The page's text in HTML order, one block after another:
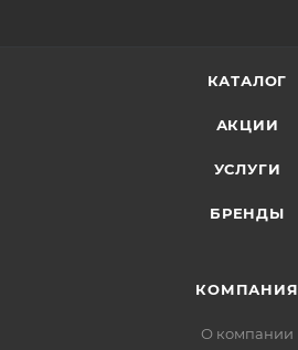
КАТАЛОГ
АКЦИИ
УСЛУГИ
БРЕНДЫ
КОМПАНИЯ
О компании